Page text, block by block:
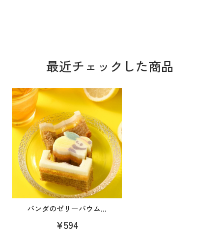
最近チェックした商品
パンダのゼリーバウム...
¥594